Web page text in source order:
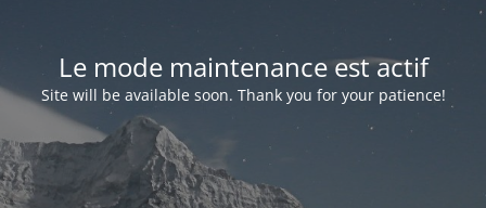
Le mode maintenance est actif
Site will be available soon. Thank you for your patience!